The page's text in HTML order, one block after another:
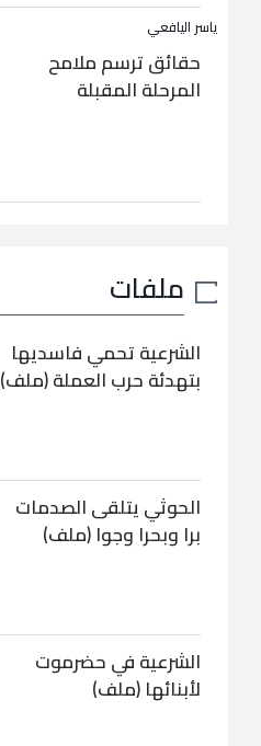
ياسر اليافعي
حقائق ترسم ملامح
المرحلة المقبلة
ملفات
الشرعية تحمي فاسديها
بتهدئة حرب العملة (ملف)
الحوثي يتلقى الصدمات
برا وبحرا وجوا (ملف)
الشرعية في حضرموت
لأبنائها (ملف)